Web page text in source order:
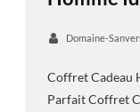
Domaine-
Coffret Cadeau
Parfait Coffret